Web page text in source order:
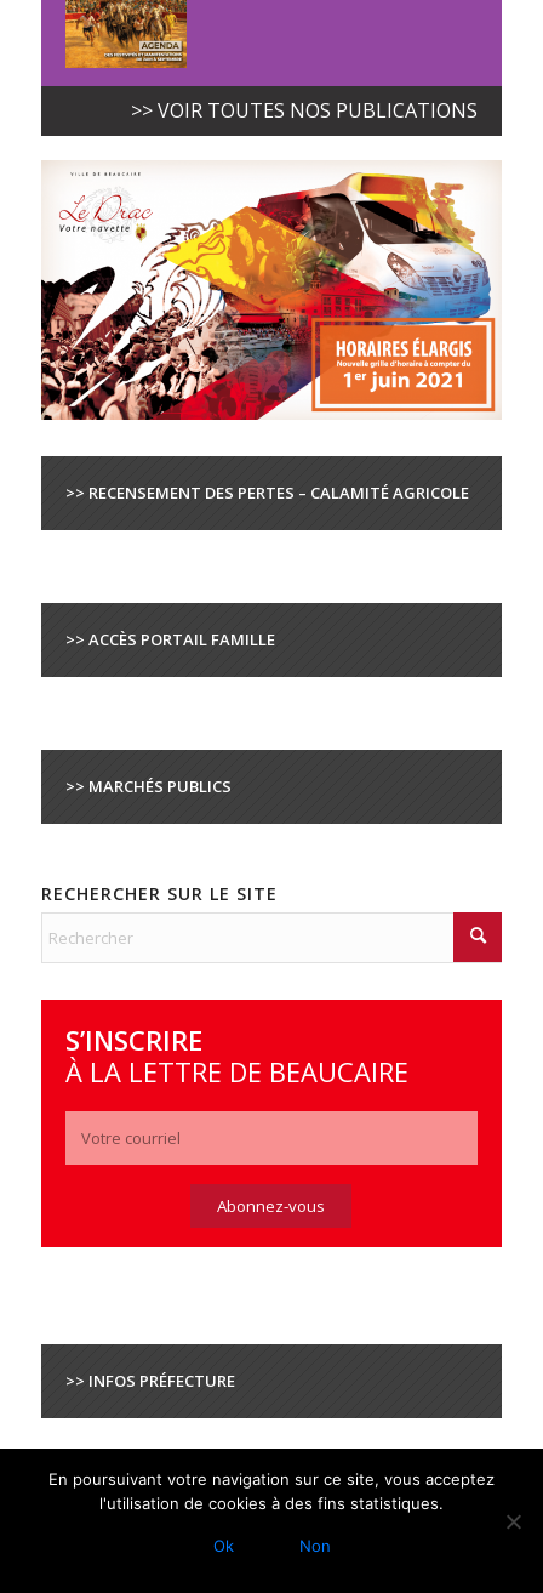
>> VOIR TOUTES NOS PUBLICATIONS
>> RECENSEMENT DES PERTES – CALAMITÉ AGRICOLE
>> ACCÈS PORTAIL FAMILLE
>> MARCHÉS PUBLICS
RECHERCHER SUR LE SITE
S’INSCRIRE
À LA LETTRE DE BEAUCAIRE
>> INFOS PRÉFECTURE
En poursuivant votre navigation sur ce site, vous acceptez
l'utilisation de cookies à des fins statistiques.
Ok Non